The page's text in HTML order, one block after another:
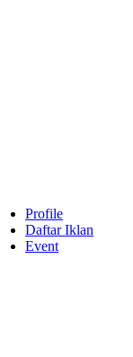
Profile
Daftar Iklan
Event